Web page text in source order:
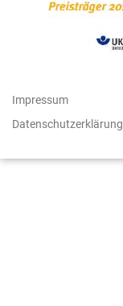
Impressum
Datenschutzerklärung